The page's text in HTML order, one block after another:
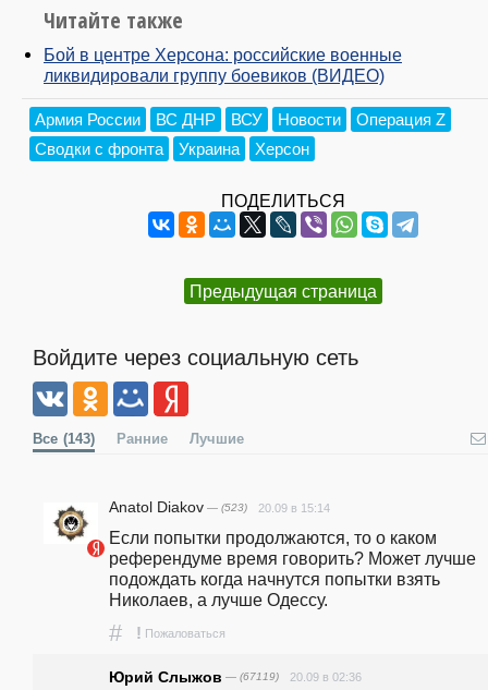
Читайте также
Бой в центре Херсона: российские военные
ликвидировали группу боевиков (ВИДЕО)
Армия России ВС ДНР ВСУ Новости
Операция Z
Сводки с фронта
Украина Херсон
ПОДЕЛИТЬСЯ
Предыдущая страница
Войдите через социальную сеть
Все (143) Ранние Лучшие
Anatol Diakov — (523) 20.09 в 15:14
Если попытки продолжаются, то о каком
референдуме время говорить? Может лучше
подождать когда начнутся попытки взять
Николаев, а лучше Одессу.
# ! Пожаловаться
Юрий Слыжов — (67119) 20.09 в 02:36